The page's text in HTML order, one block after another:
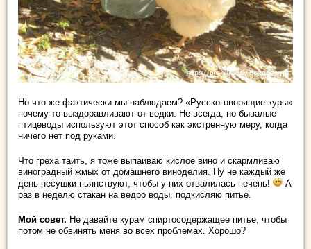
Но что же фактически мы наблюдаем? «Русскоговорящие куры»
почему-то выздоравливают от водки. Не всегда, но бывалые
птицеводы используют этот способ как экстренную меру, когда
ничего нет под руками.
Что греха таить, я тоже выпаиваю кислое вино и скармливаю
виноградный жмых от домашнего виноделия. Ну не каждый же
день несушки пьянствуют, чтобы у них отвалилась печень!
А
раз в неделю стакан на ведро воды, подкисляю питье.
Мой совет. Не давайте курам спиртосодержащее питье, чтобы
потом не обвинять меня во всех проблемах. Хорошо?